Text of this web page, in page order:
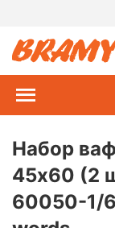
Набор
45х60 (2
60050-1/